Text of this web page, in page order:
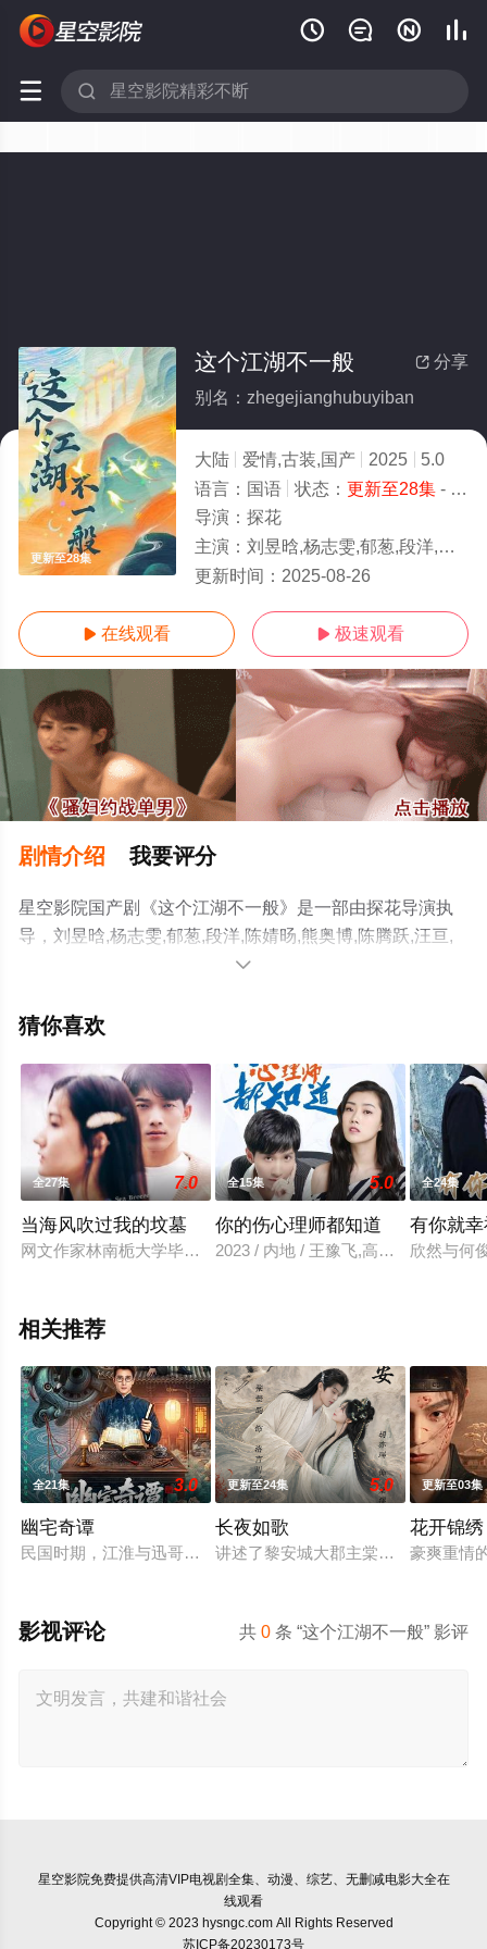
   
 
更新至28集
 分享
这个江湖不一般
别名：zhegejianghubuyiban
大陆 爱情,古装,国产 2025
5.0
语言： 国语 状态： 更新至28集- 免费在线观看
导演： 探花
主演： 刘昱晗,杨志雯,郁葱,段洋,陈婧旸,熊奥博,陈腾跃,汪亘,孙亦凡,孙艺燃
更新时间： 2025-08-26
 在线观看  极速观看
剧情介绍 我要评分
星空影院国产剧《这个江湖不一般》是一部由探花导演执
导，刘昱晗,杨志雯,郁葱,段洋,陈婧旸,熊奥博,陈腾跃,汪亘,
孙亦凡,孙艺燃等演员精彩演绎的大陆电视剧，免费观看高
可移步至豆瓣电视剧、电视猫或剧情网等平台了解。

猜你喜欢
全27集 7.0
当海风吹过我的坟墓
网文作家林南栀大学毕业之后，和一直暗恋的对象顾韩北闪婚，
全15集 5.0
你的伤心理师都知道
2023 / 内地 / 王豫飞,高歌铃,王渊,程
全24集
有你就
欣然与何
相关推荐
全21集 3.0
幽宅奇谭
民国时期，江淮与迅哥组成说书班子，偶遇“白天人住屋，晚上
更新至24集 5.0
长夜如歌
讲述了黎安城大郡主棠溪槿与烈云峥
更新至03集
花开锦绣
豪爽重情
共0 条 “这个江湖不一般” 影评
影视评论
星空影院免费提供高清VIP电视剧全集、动漫、综艺、无删减电影大全在
线观看
Copyright © 2023 hysngc.com All Rights Reserved
苏ICP备20230173号